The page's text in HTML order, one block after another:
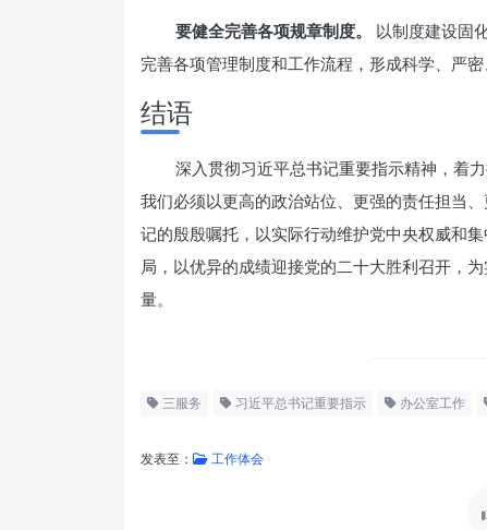
要健全完善各项规章制度。
以制度建设固
完善各项管理制度和工作流程，形成科学、严
结语
深入贯彻习近平总书记重要指示精神，着
我们必须以更高的政治站位、更强的责任担当
记的殷殷嘱托，以实际行动维护党中央权威和
局，以优异的成绩迎接党的二十大胜利召开，
量。
三服务 习近平总书记重要指示 办公室工作
发表至： 工作体会